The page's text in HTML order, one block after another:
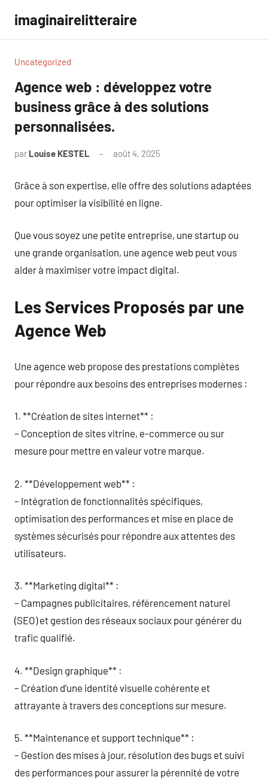
contenu
imaginairelitteraire
Uncategorized
Agence web : développez votre
business grâce à des solutions
personnalisées.
par Louise KESTEL août 4, 2025
Grâce à son expertise, elle offre des solutions adaptées
pour optimiser la visibilité en ligne.
Que vous soyez une petite entreprise, une startup ou
une grande organisation, une agence web peut vous
aider à maximiser votre impact digital.
Les Services Proposés par une
Agence Web
Une agence web propose des prestations complètes
pour répondre aux besoins des entreprises modernes :
1. **Création de sites internet** :
– Conception de sites vitrine, e-commerce ou sur
mesure pour mettre en valeur votre marque.
2. **Développement web** :
– Intégration de fonctionnalités spécifiques,
optimisation des performances et mise en place de
systèmes sécurisés pour répondre aux attentes des
utilisateurs.
3. **Marketing digital** :
– Campagnes publicitaires, référencement naturel
(SEO) et gestion des réseaux sociaux pour générer du
trafic qualifié.
4. **Design graphique** :
– Création d’une identité visuelle cohérente et
attrayante à travers des conceptions sur mesure.
5. **Maintenance et support technique** :
– Gestion des mises à jour, résolution des bugs et suivi
des performances pour assurer la pérennité de votre